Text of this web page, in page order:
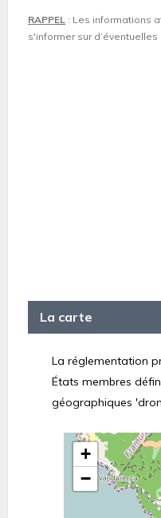
RAPPEL : Les informations
s'informer sur
La carte
La réglementation
États membres
géographiques